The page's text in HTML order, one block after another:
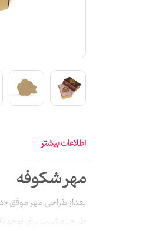
اطلاعات بیشتر
مهر شکوفه
بعداز طراحی مهر موفق
طرح، مناسب برای